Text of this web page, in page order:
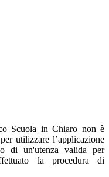
Scuola in Chiaro non è
utilizzare l’applicazione
di un'utenza valida per
la procedura di